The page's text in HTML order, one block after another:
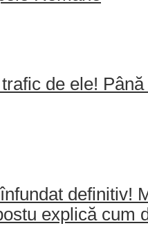
de ele!
definitiv!
explică cum